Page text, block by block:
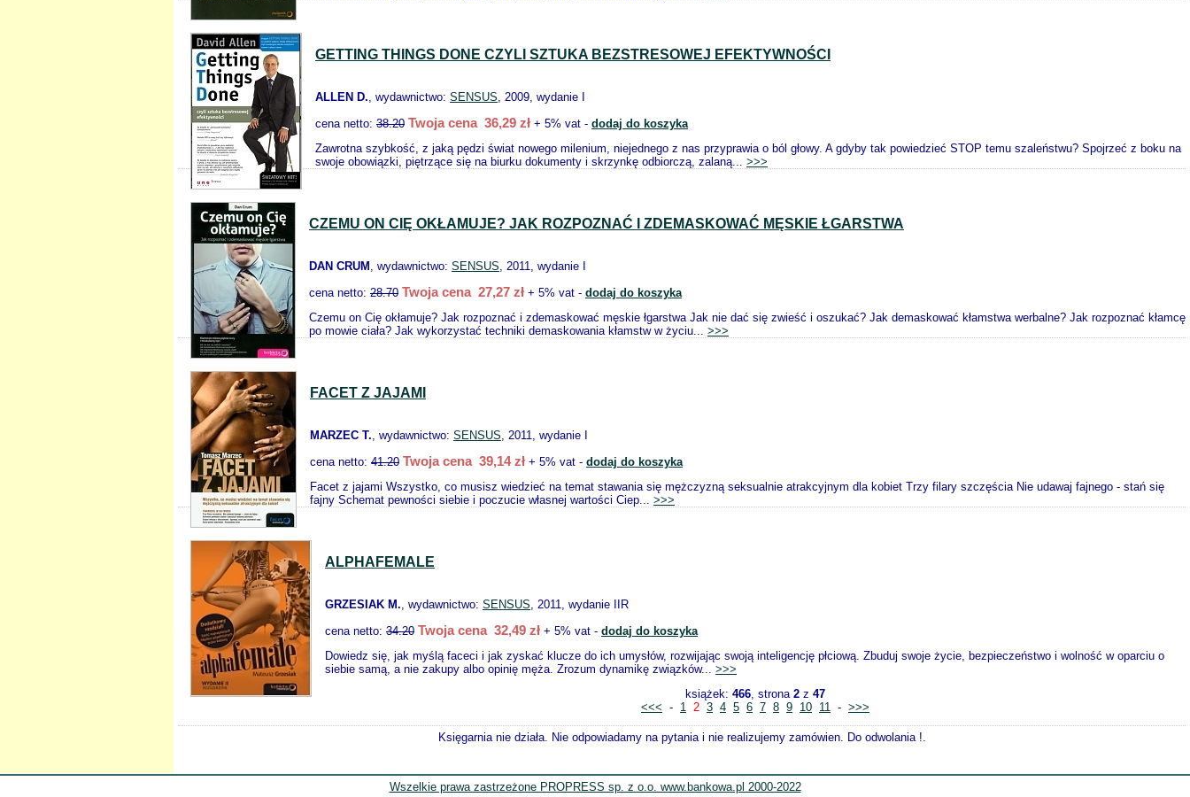
GETTING THINGS DONE CZYLI SZTUKA BEZSTRESOWEJ EFEKTYWNOŚCI
ALLEN D., wydawnictwo: SENSUS, 2009, wydanie I
cena netto: 38.20 Twoja cena 36,29 zł + 5% vat - dodaj do koszyka
Zawrotna szybkość, z jaką pędzi świat nowego milenium, niejednego z nas przyprawia o ból głowy. A gdyby tak powiedzieć STOP temu szaleństwu? Spojrzeć z boku na
swoje obowiązki, piętrzące się na biurku dokumenty i skrzynkę odbiorczą, zalaną... >>>
CZEMU ON CIĘ OKŁAMUJE? JAK ROZPOZNAĆ I ZDEMASKOWAĆ MĘSKIE ŁGARSTWA
DAN CRUM , wydawnictwo: SENSUS, 2011, wydanie I
cena netto: 28.70 Twoja cena 27,27 zł + 5% vat - dodaj do koszyka
Czemu on Cię okłamuje? Jak rozpoznać i zdemaskować męskie łgarstwa Jak nie dać się zwieść i oszukać? Jak demaskować kłamstwa werbalne? Jak rozpoznać kłamcę
po mowie ciała? Jak wykorzystać techniki demaskowania kłamstw w życiu... >>>
FACET Z JAJAMI
MARZEC T., wydawnictwo: SENSUS, 2011, wydanie I
cena netto: 41.20 Twoja cena 39,14 zł + 5% vat - dodaj do koszyka
Facet z jajami Wszystko, co musisz wiedzieć na temat stawania się mężczyzną seksualnie atrakcyjnym dla kobiet Trzy filary szczęścia Nie udawaj fajnego - stań się
fajny Schemat pewności siebie i poczucie własnej wartości Ciep... >>>
ALPHAFEMALE
GRZESIAK M., wydawnictwo: SENSUS, 2011, wydanie IIR
cena netto: 34.20 Twoja cena 32,49 zł + 5% vat - dodaj do koszyka
Dowiedz się, jak myślą faceci i jak zyskać klucze do ich umysłów, rozwijając swoją inteligencję płciową. Zbuduj swoje życie, bezpieczeństwo i wolność w oparciu o
siebie samą, a nie zakupy albo opinię męża. Zrozum dynamikę związków... >>>
książek: 466, strona 2 z 47
<<< - 1 2 3 4 5 6 7 8 9 10 11 - >>>
Księgarnia nie działa. Nie odpowiadamy na pytania i nie realizujemy zamówien. Do odwolania !.
Wszelkie prawa zastrzeżone PROPRESS sp. z o.o. www.bankowa.pl 2000-2022